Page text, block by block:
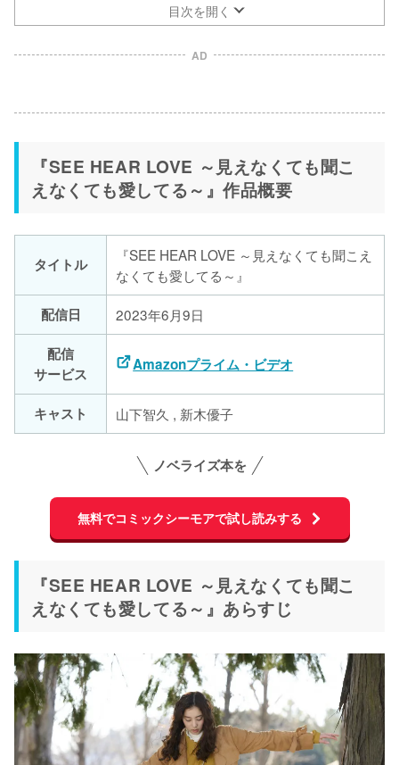
目次を開く
AD
『SEE HEAR LOVE ～見えなくても聞こ
えなくても愛してる～』作品概要
タイトル
『SEE HEAR LOVE ～見えなくても聞こえ
なくても愛してる～』
配信日
2023年6月9日
配信
サービス
Amazonプライム・ビデオ
キャスト 山下智久 , 新木優子
ノベライズ本を
無料でコミックシーモアで試し読みする
『SEE HEAR LOVE ～見えなくても聞こ
えなくても愛してる～』あらすじ